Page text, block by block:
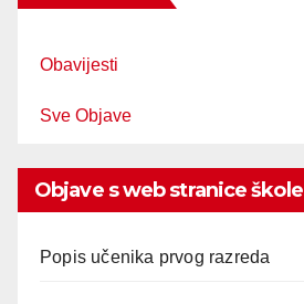
Obavijesti
Sve Objave
Objave s web stranice škole
Popis učenika prvog razreda